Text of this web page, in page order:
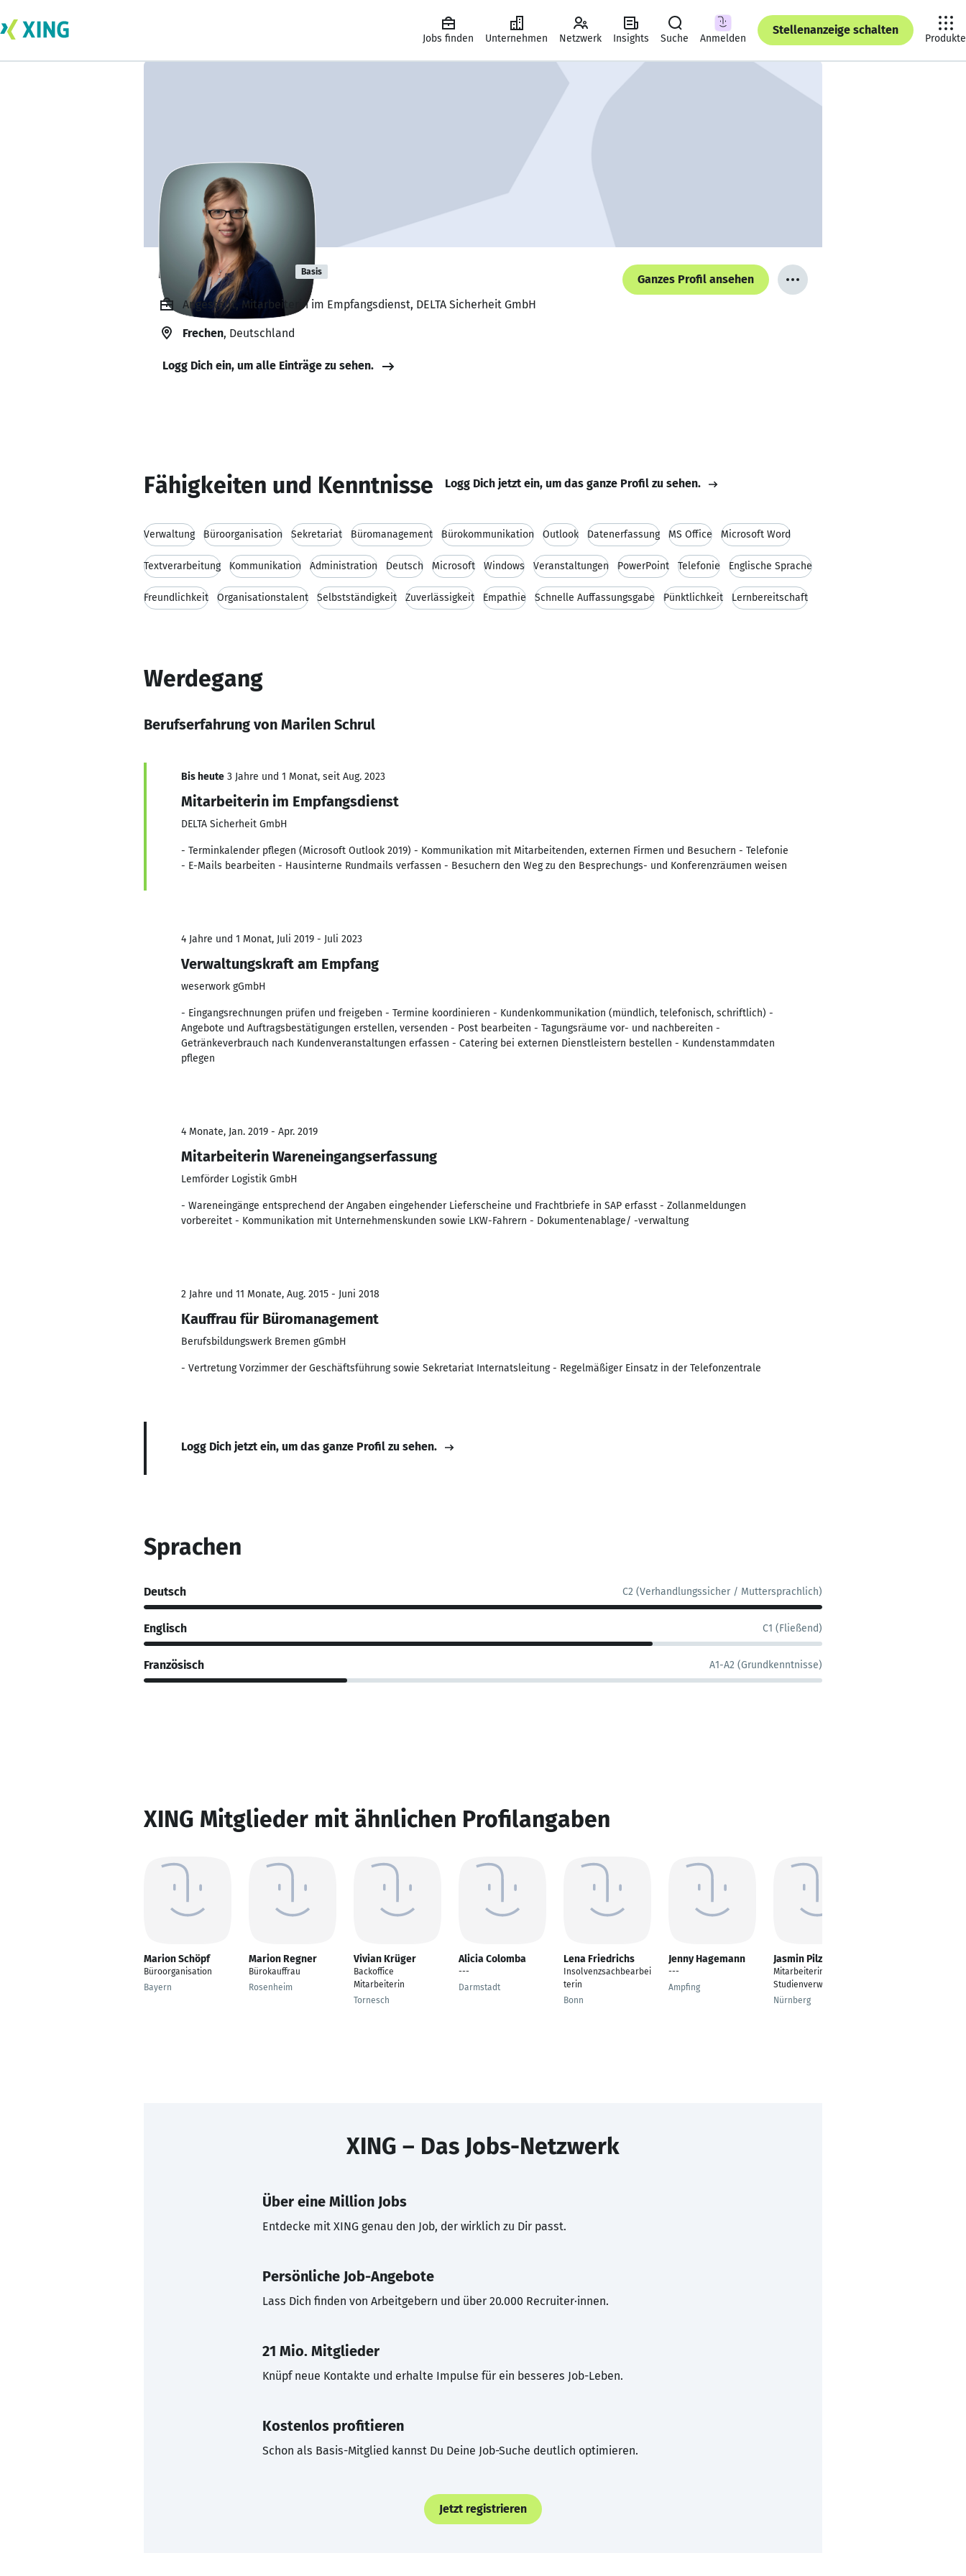
Jobs finden Unternehmen Netzwerk Insights Suche Anmelden
Stellenanzeige schalten
Produkte
Marilen Schrul Basis
Ganzes Profil ansehen
Angestellt, Mitarbeiterin im Empfangsdienst, DELTA Sicherheit GmbH
Frechen, Deutschland
Logg Dich ein, um alle Einträge zu sehen.
Fähigkeiten und Kenntnisse Logg Dich jetzt ein, um das ganze Profil zu sehen.
Verwaltung Büroorganisation Sekretariat Büromanagement Bürokommunikation Outlook Datenerfassung MS Office Microsoft Word
Textverarbeitung Kommunikation Administration Deutsch Microsoft Windows Veranstaltungen PowerPoint Telefonie Englische Sprache
Freundlichkeit Organisationstalent Selbstständigkeit Zuverlässigkeit Empathie Schnelle Auffassungsgabe Pünktlichkeit Lernbereitschaft
Werdegang
Berufserfahrung von Marilen Schrul
Bis heute 3 Jahre und 1 Monat, seit Aug. 2023
Mitarbeiterin im Empfangsdienst
DELTA Sicherheit GmbH
- Terminkalender pflegen (Microsoft Outlook 2019) - Kommunikation mit Mitarbeitenden, externen Firmen und Besuchern - Telefonie
- E-Mails bearbeiten - Hausinterne Rundmails verfassen - Besuchern den Weg zu den Besprechungs- und Konferenzräumen weisen
4 Jahre und 1 Monat, Juli 2019 - Juli 2023
Verwaltungskraft am Empfang
weserwork gGmbH
- Eingangsrechnungen prüfen und freigeben - Termine koordinieren - Kundenkommunikation (mündlich, telefonisch, schriftlich) -
Angebote und Auftragsbestätigungen erstellen, versenden - Post bearbeiten - Tagungsräume vor- und nachbereiten -
Getränkeverbrauch nach Kundenveranstaltungen erfassen - Catering bei externen Dienstleistern bestellen - Kundenstammdaten
pflegen
4 Monate, Jan. 2019 - Apr. 2019
Mitarbeiterin Wareneingangserfassung
Lemförder Logistik GmbH
- Wareneingänge entsprechend der Angaben eingehender Lieferscheine und Frachtbriefe in SAP erfasst - Zollanmeldungen
vorbereitet - Kommunikation mit Unternehmenskunden sowie LKW-Fahrern - Dokumentenablage/ -verwaltung
2 Jahre und 11 Monate, Aug. 2015 - Juni 2018
Kauffrau für Büromanagement
Berufsbildungswerk Bremen gGmbH
- Vertretung Vorzimmer der Geschäftsführung sowie Sekretariat Internatsleitung - Regelmäßiger Einsatz in der Telefonzentrale
Logg Dich jetzt ein, um das ganze Profil zu sehen.
Sprachen
Deutsch C2 (Verhandlungssicher / Muttersprachlich)
Englisch C1 (Fließend)
Französisch A1-A2 (Grundkenntnisse)
XING Mitglieder mit ähnlichen Profilangaben
Marion Schöpf
Büroorganisation
Bayern
Marion Regner
Bürokauffrau
Rosenheim
Vivian Krüger
Backoffice
Mitarbeiterin
Tornesch
Alicia Colomba
---
Darmstadt
Lena Friedrichs
Insolvenzsachbearbei
terin
Bonn
Jenny Hagemann
---
Ampfing
Jasmin Pilz
Mitarbeiterin
Studienverwaltung
Nürnberg
XING – Das Jobs-Netzwerk
Über eine Million Jobs
Entdecke mit XING genau den Job, der wirklich zu Dir passt.
Persönliche Job-Angebote
Lass Dich finden von Arbeitgebern und über 20.000 Recruiter·innen.
21 Mio. Mitglieder
Knüpf neue Kontakte und erhalte Impulse für ein besseres Job-Leben.
Kostenlos profitieren
Schon als Basis-Mitglied kannst Du Deine Job-Suche deutlich optimieren.
Jetzt registrieren